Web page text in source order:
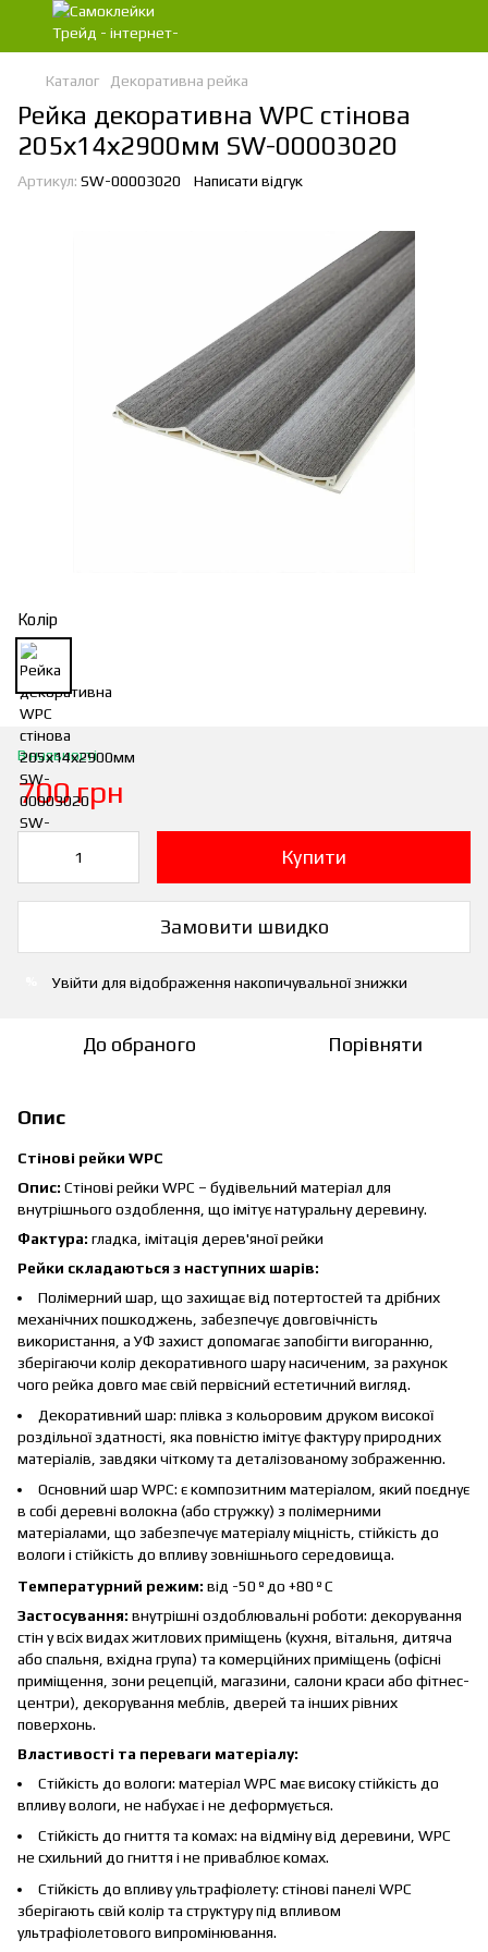
Каталог Декоративна рейка
Рейка декоративна WPC стінова
205х14х2900мм SW-00003020
Артикул: SW-00003020 Написати відгук
Колір
В наявності
700 грн
Купити
Замовити швидко
Увійти для відображення накопичувальної знижки
До обраного Порівняти
Опис
Стінові рейки WPC
Опис: Стінові рейки WPC – будівельний матеріал для
внутрішнього оздоблення, що імітує натуральну деревину.
Фактура: гладка, імітація дерев'яної рейки
Рейки складаються з наступних шарів:
Полімерний шар, що захищає від потертостей та дрібних
механічних пошкоджень, забезпечує довговічність
використання, а УФ захист допомагає запобігти вигоранню,
зберігаючи колір декоративного шару насиченим, за рахунок
чого рейка довго має свій первісний естетичний вигляд.
Декоративний шар: плівка з кольоровим друком високої
роздільної здатності, яка повністю імітує фактуру природних
матеріалів, завдяки чіткому та деталізованому зображенню.
Основний шар WPC: є композитним матеріалом, який поєднує
в собі деревні волокна (або стружку) з полімерними
матеріалами, що забезпечує матеріалу міцність, стійкість до
вологи і стійкість до впливу зовнішнього середовища.
Температурний режим: від -50 º до +80 º С
Застосування: внутрішні оздоблювальні роботи: декорування
стін у всіх видах житлових приміщень (кухня, вітальня, дитяча
або спальня, вхідна група) та комерційних приміщень (офісні
приміщення, зони рецепцій, магазини, салони краси або фітнес-
центри), декорування меблів, дверей та інших рівних
поверхонь.
Властивості та переваги матеріалу:
Стійкість до вологи: матеріал WPC має високу стійкість до
впливу вологи, не набухає і не деформується.
Стійкість до гниття та комах: на відміну від деревини, WPC
не схильний до гниття і не приваблює комах.
Стійкість до впливу ультрафіолету: стінові панелі WPC
зберігають свій колір та структуру під впливом
ультрафіолетового випромінювання.